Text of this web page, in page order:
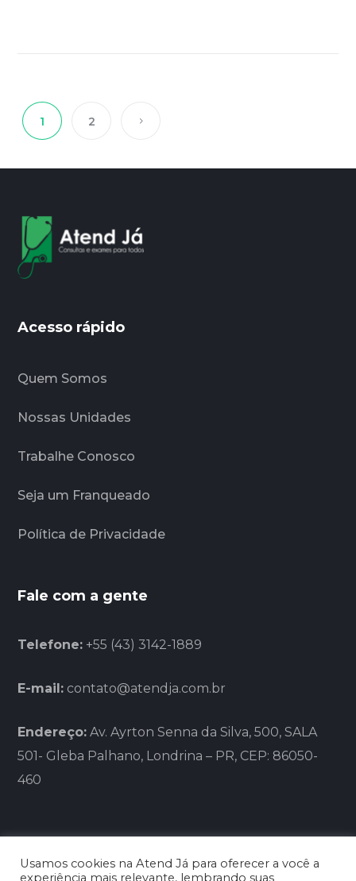
1 2
Acesso rápido
Quem Somos
Nossas Unidades
Trabalhe Conosco
Seja um Franqueado
Política de Privacidade
Fale com a gente
Telefone: +55 (43) 3142-1889
E-mail: contato@atendja.com.br
Endereço: Av. Ayrton Senna da Silva, 500, SALA
501- Gleba Palhano, Londrina – PR, CEP: 86050-
460
Usamos cookies na Atend Já para oferecer a você a
experiência mais relevante, lembrando suas